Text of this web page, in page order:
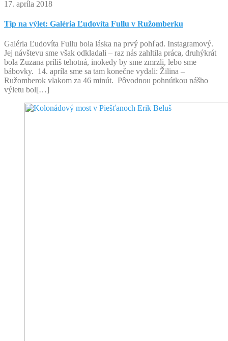
17. apríla 2018
Tip na výlet: Galéria Ľudovíta Fullu v Ružomberku
Galéria Ľudovíta Fullu bola láska na prvý pohľad. Instagramový.
Jej návštevu sme však odkladali – raz nás zahltila práca, druhýkrát
bola Zuzana príliš tehotná, inokedy by sme zmrzli, lebo sme
bábovky. 14. apríla sme sa tam konečne vydali: Žilina –
Ružomberok vlakom za 46 minút. Pôvodnou pohnútkou nášho
výletu bol[…]